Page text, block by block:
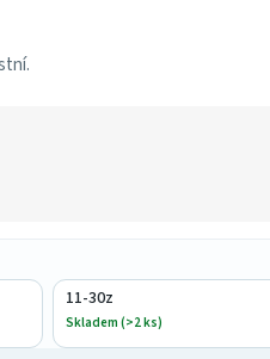
11-30z
Skladem (>2 ks)